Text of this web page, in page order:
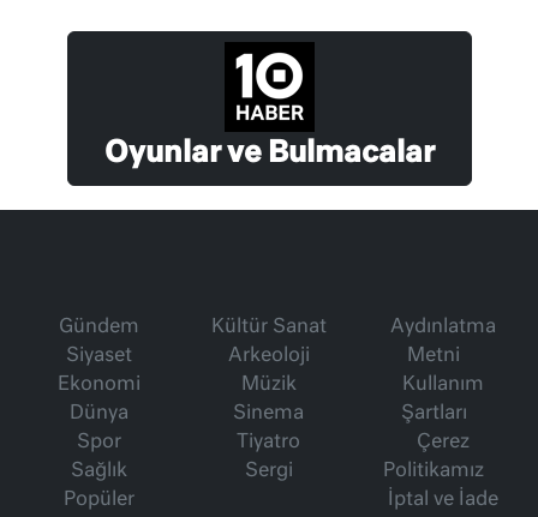
Oyunlar ve Bulmacalar
Gündem
Siyaset
Ekonomi
Dünya
Spor
Sağlık
Popüler
Kültür Sanat
Arkeoloji
Müzik
Sinema
Tiyatro
Sergi
Aydınlatma
Metni
Kullanım
Şartları
Çerez
Politikamız
İptal ve İade